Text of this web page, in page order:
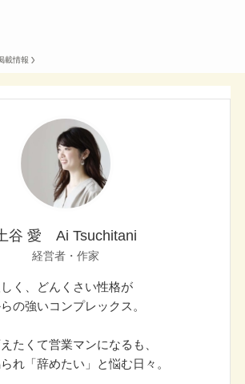
載情報
谷 愛 Ai Tsuchitani
経営者・作家
く、どんくさい性格が
の強いコンプレックス。
たくて営業マンになるも、
れ「辞めたい」と悩む日々。